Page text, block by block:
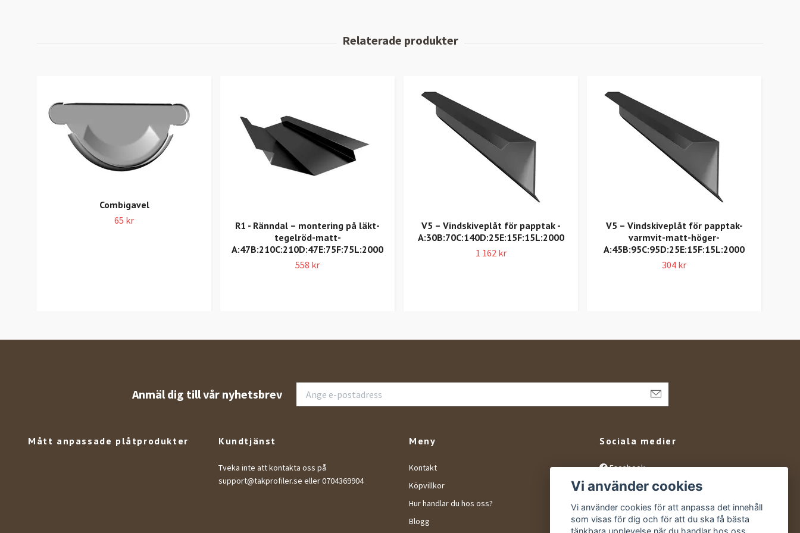
Combigavel
65 kr
R1 - Ränndal – montering på läkt-
tegelröd-matt-
A:47B:210C:210D:47E:75F:75L:2000
558 kr
V5 – Vindskiveplåt för papptak -
A:30B:70C:140D:25E:15F:15L:2000
1 162 kr
V5 – Vindskiveplåt för papptak-
varmvit-matt-höger-
A:45B:95C:95D:25E:15F:15L:2000
304 kr
Anmäl dig till vår nyhetsbrev
Mått anpassade plåtprodukter Kundtjänst
Tveka inte att kontakta oss på
support@takprofiler.se eller 0704369904
Meny
Kontakt
Köpvillkor
Hur handlar du hos oss?
Blogg
Sociala medier
Facebook
Instagram
YouTube
Vi använder cookies
Vi använder cookies för att anpassa det innehåll
som visas för dig och för att du ska få bästa